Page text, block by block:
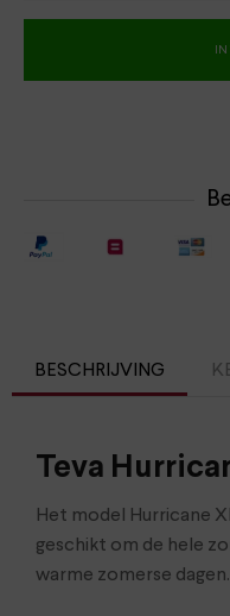
BESCHRIJVING
Teva
Het model Hurricane
geschikt om de hele
warme zomerse dagen.